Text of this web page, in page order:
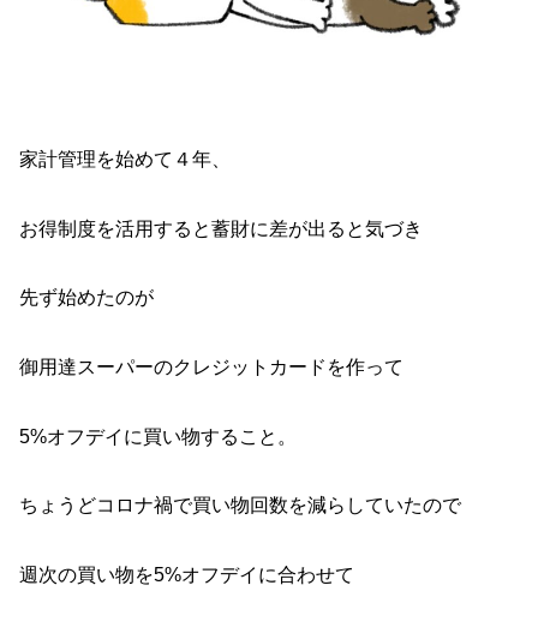
家計管理を始めて４年、
お得制度を活用すると蓄財に差が出ると気づき
先ず始めたのが
御用達スーパーのクレジットカードを作って
5%オフデイに買い物すること。
ちょうどコロナ禍で買い物回数を減らしていたので
週次の買い物を5%オフデイに合わせて